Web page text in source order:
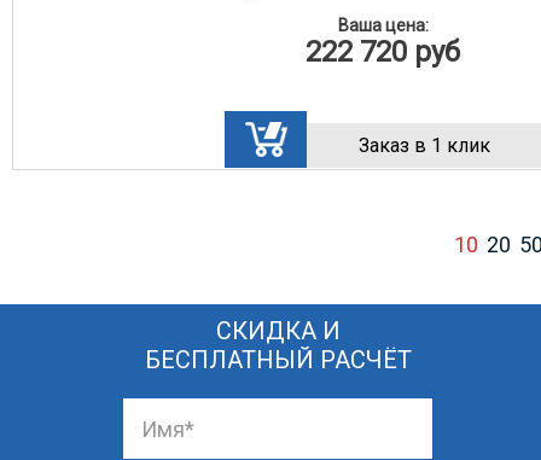
Ваша цена:
222 720 руб
Заказ в 1 клик
10 20
СКИДКА И
БЕСПЛАТНЫЙ РАСЧЁТ